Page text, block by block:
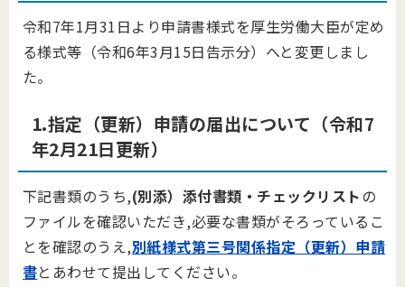
令和7年1月31日より申請書様式を厚生労働大臣が定め
る様式等（令和6年3月15日告示分）へと変更しまし
た。
1.指定（更新）申請の届出について（令和7
年2月21日更新）
下記書類のうち,(別添）添付書類・チェックリストの
ファイルを確認いただき,必要な書類がそろっているこ
とを確認のうえ,別紙様式第三号関係指定（更新）申請
書とあわせて提出してください。